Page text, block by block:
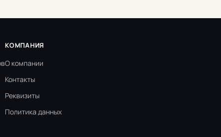
КОМПАНИЯ
О компании
Контакты
Реквизиты
Политика данных